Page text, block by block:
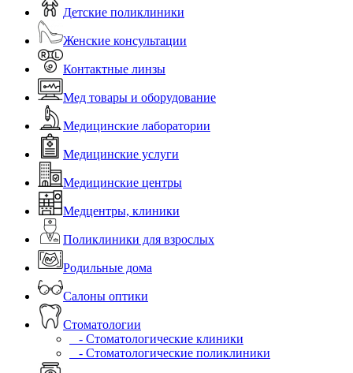
Детские поликлиники
Женские консультации
Контактные линзы
Мед товары и оборудование
Медицинские лаборатории
Медицинские услуги
Медицинские центры
Медцентры, клиники
Поликлиники для взрослых
Родильные дома
Салоны оптики
Стоматологии
- Стоматологические клиники
- Стоматологические поликлиники